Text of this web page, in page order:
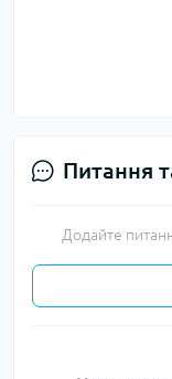
Питання
Додайте